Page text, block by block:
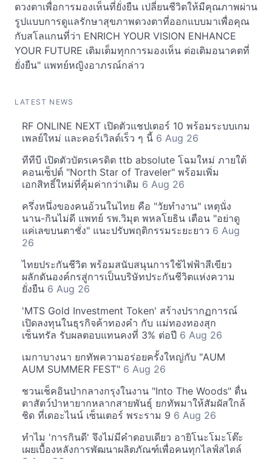
ดวงตาเพื่อการมองเห็นที่ยั่งยืน เปลี่ยนชีวิตให้มีคุณภาพผ่าน
รูปแบบการดูแลรักษาสุขภาพดวงตาที่ออกแบบมาเพื่อคุณ
กับสโลแกนที่ว่า ENRICH YOUR VISION ENHANCE
YOUR FUTURE เติมเต็มทุกการมองเห็น ต่อเติมอนาคตที่
ยั่งยืน" แพทย์หญิงอาภรณ์กล่าว
LATEST NEWS
RF ONLINE NEXT เปิดตัวแชปเตอร์ 10 พร้อมระบบเกม
เพลย์ใหม่ และคอร์เวิลด์เร็ว ๆ นี้ 6 Aug 26
ทีทีบี เปิดตัวบัตรเครดิต ttb absolute โฉมใหม่ ภายใต้
คอนเซ็ปต์ "North Star of Traveler" พร้อมเพิ่ม
เอกสิทธิ์ใหม่ที่คุ้มค่ากว่าเดิม 6 Aug 26
ครึ่งหนึ่งของคนอ้วนในไทย คือ "วัยทำงาน" เหตุนั่ง
นาน-กินไม่ดี แพทย์ รพ.วิมุต พหลโยธิน เตือน "อย่าดู
แค่เลขบนตาชั่ง" แนะปรับพฤติกรรมระยะยาว 6 Aug
26
ไทยประกันชีวิต พร้อมสนับสนุนการใช้ไฟฟ้าสีเขียว
ผลักดันองค์กรสู่การเป็นบริษัทประกันชีวิตแห่งความ
ยั่งยืน 6 Aug 26
'MTS Gold Investment Token' สร้างปรากฏการณ์
เปิดลงทุนในธุรกิจค้าทองคำ กับ แม่ทองทองสุก
เซ็นทรัล รับผลตอบแทนคงที่ 3% ต่อปี 6 Aug 26
เมกาบางนา ยกทัพความอร่อยครั้งใหญ่กับ "AUM
AUM SUMMER FEST" 6 Aug 26
ชวนเช็คอินป่ากลางกรุงในงาน "Into The Woods" ตื่น
ตาสัตว์ป่าหายากหลากสายพันธุ์ ยกทัพมาให้สัมผัสใกล้
ชิด ที่เดอะไนน์ เซ็นเตอร์ พระราม 9 6 Aug 26
ทำไม 'การกินดี' จึงไม่มีคำตอบเดียว อายิโนะโมะโต๊ะ
เผยเบื้องหลังการพัฒนาผลิตภัณฑ์เพื่อคนทุกไลฟ์สไตล์